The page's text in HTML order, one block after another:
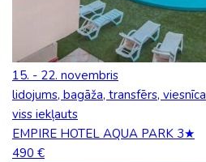
15. - 22. novembris
lidojums, bagāža, transfērs, viesnīca
viss iekļauts
EMPIRE HOTEL AQUA PARK 3★
490 €